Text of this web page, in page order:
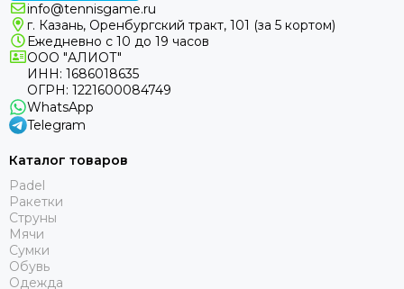
info@tennisgame.ru
г. Казань, Оренбургский тракт, 101 (за 5 кортом)
Ежедневно с 10 до 19 часов
ООО "АЛИОТ"
ИНН: 1686018635
ОГРН: 1221600084749
WhatsApp
Telegram
Каталог товаров
Padel
Ракетки
Струны
Мячи
Сумки
Обувь
Одежда